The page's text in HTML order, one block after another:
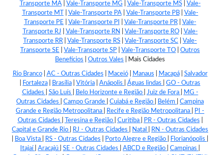
Transporte MA| Vale-Transporte MG Vale-Transporte MS| Vale-
Transporte MT
Vale-Transporte PA| Vale-Transporte PB| Vale-
Transporte PE
Vale-Transporte PI Vale-Transporte PR
Vale-
Transporte RJ
Vale-Transporte RN Vale-Transporte RO| Vale-
Transporte RR
Vale-Transporte RS Vale-Transporte SC
Vale-
Transporte SE
Vale-Transporte SP Vale-Transporte TO
Outros
Benefícios
Outros Vales Mais Cidades
Rio Branco| AC - Outras Cidades Maceió| Manaus Macapá| Salvador
Fortaleza Brasília Vitória Anápolis Águas lindas
GO - Outras
Cidades
São Luís Belo Horizonte e Região Juiz de Fora
MG -
Outras Cidades
Campo Grande Cuiabá e Região Belém
Campina
Grande e Região Metropolitana
Recife e Região Metropolitana
PI -
Outras Cidades
Teresina e Região Curitiba PR - Outras Cidades
Capital e Grande Rio
RJ - Outras Cidades Natal
RN - Outras Cidades
Boa Vista RS - Outras Cidades Porto Alegre e Região Florianópolis
Itajaí
Aracajú SE - Outras Cidades ABCD e Região Campinas